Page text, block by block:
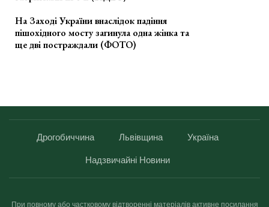
На Заході України внаслідок падіння
пішохідного мосту загинула одна жінка та
ще дві постраждали (ФОТО)
Дрогобиччина Львівщина Україна
Надзвичайні Новини
При повному або частковому відтворенні матеріалів активне посилання